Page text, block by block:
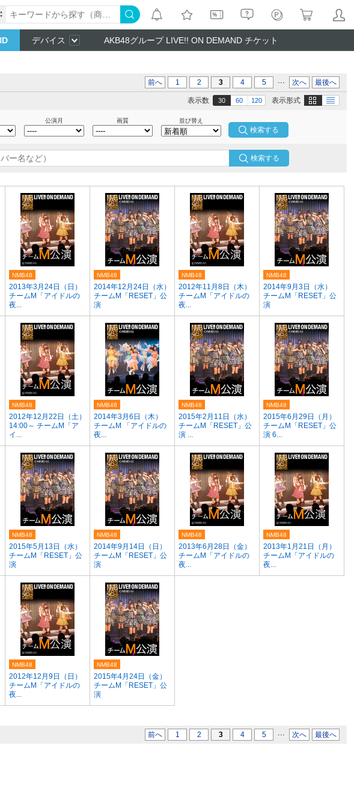
デバイス AKB48グループ LIVE!! ON DEMAND チケット
前へ 1 2 3 4 5 ... 次へ 最後へ
表示形式 画像 テキスト
表示数 30 60 120
公演月 画質 並び替え
検索する
2013年3月24日（日）
チームM「アイドルの
夜...
NMB48
2014年12月24日（水）
チームM「RESET」公
演
NMB48
2012年11月8日（木）
チームM「アイドルの
夜...
NMB48
2014年9月3日（水）
チームM「RESET」公
演
NMB48
2012年12月22日（土）
14:00～ チームM「ア
イ...
NMB48
2014年3月6日（木）
チームM 「アイドルの
夜...
NMB48
2015年2月11日（水）
チームM「RESET」公
演 ...
NMB48
2015年6月29日（月）
チームM「RESET」公
演 6...
NMB48
2015年5月13日（水）
チームM「RESET」公
演
NMB48
2014年9月14日（日）
チームM「RESET」公
演
NMB48
2013年6月28日（金）
チームM「アイドルの
夜...
NMB48
2013年1月21日（月）
チームM「アイドルの
夜...
NMB48
2012年12月9日（日）
チームM「アイドルの
夜...
NMB48
2015年4月24日（金）
チームM「RESET」公
演
NMB48
前へ 1 2 3 4 5 ... 次へ 最後へ